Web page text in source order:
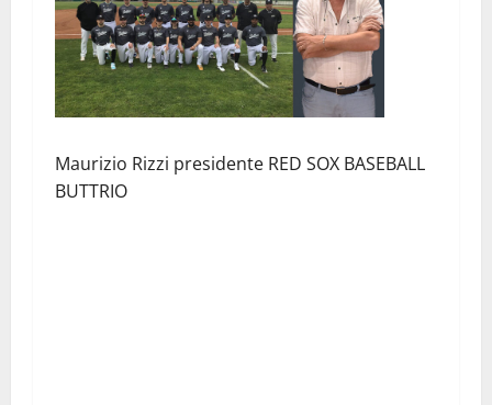
Maurizio Rizzi presidente RED SOX BASEBALL
BUTTRIO